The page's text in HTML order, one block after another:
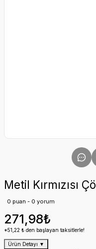
Metil Kırmızısı
0 puan - 0 yorum
271,98₺
*51,22 ₺ den başlayan taksitlerle!
Ürün Detayı ▼